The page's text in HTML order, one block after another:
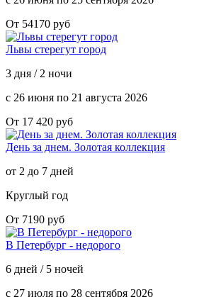
От 54170 руб
Львы стерегут город
3 дня / 2 ночи
с 26 июня по 21 августа 2026
От 17 420 руб
День за днем. Золотая коллекция
от 2 до 7 дней
Круглый год
От 7190 руб
В Петербург - недорого
6 дней / 5 ночей
с 27 июля по 28 сентября 2026